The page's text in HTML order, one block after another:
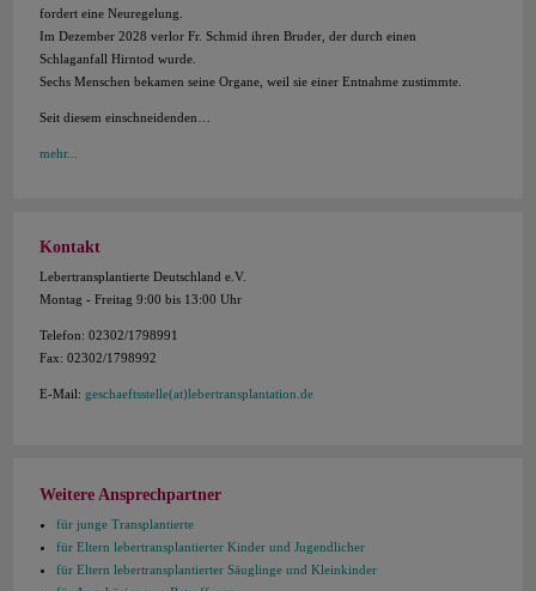
fordert eine Neuregelung.
Im Dezember 2028 verlor Fr. Schmid ihren Bruder, der durch einen
Schlaganfall Hirntod wurde.
Sechs Menschen bekamen seine Organe, weil sie einer Entnahme zustimmte.
Seit diesem einschneidenden…
mehr...
Kontakt
Lebertransplantierte Deutschland e.V.
Montag - Freitag 9:00 bis 13:00 Uhr
Telefon: 02302/1798991
Fax: 02302/1798992
E-Mail: geschaeftsstelle(at)lebertransplantation.de
Weitere Ansprechpartner
für junge Transplantierte
für Eltern lebertransplantierter Kinder und Jugendlicher
für Eltern lebertransplantierter Säuglinge und Kleinkinder